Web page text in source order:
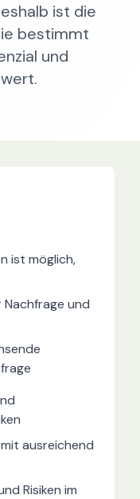
ist die
bestimmt
und
ist möglich,
und
ausreichend
Risiken im